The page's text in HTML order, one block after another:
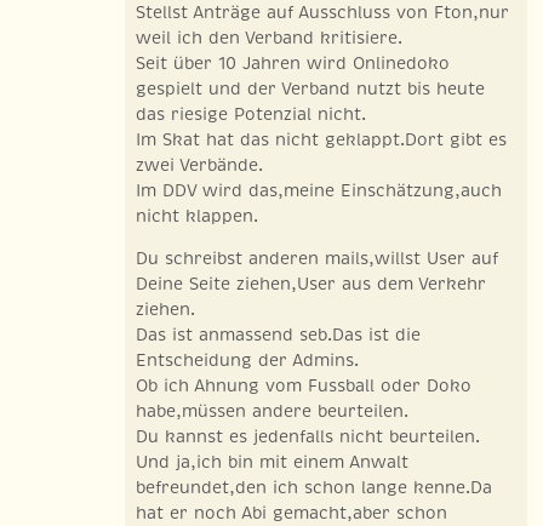
Stellst Anträge auf Ausschluss von Fton,nur
weil ich den Verband kritisiere.
Seit über 10 Jahren wird Onlinedoko
gespielt und der Verband nutzt bis heute
das riesige Potenzial nicht.
Im Skat hat das nicht geklappt.Dort gibt es
zwei Verbände.
Im DDV wird das,meine Einschätzung,auch
nicht klappen.
Du schreibst anderen mails,willst User auf
Deine Seite ziehen,User aus dem Verkehr
ziehen.
Das ist anmassend seb.Das ist die
Entscheidung der Admins.
Ob ich Ahnung vom Fussball oder Doko
habe,müssen andere beurteilen.
Du kannst es jedenfalls nicht beurteilen.
Und ja,ich bin mit einem Anwalt
befreundet,den ich schon lange kenne.Da
hat er noch Abi gemacht,aber schon